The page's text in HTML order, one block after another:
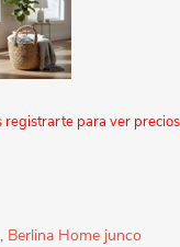
registrarte para ver precios
, Berlina Home junco